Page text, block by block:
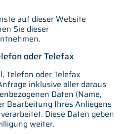
auf dieser Website
Sie dieser
oder Telefax
Telefon oder Telefax
inklusive aller daraus
Daten (Name,
Bearbeitung Ihres Anliegens
Diese Daten geben
weiter.